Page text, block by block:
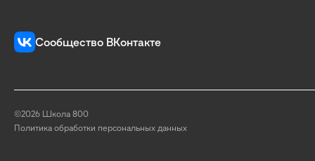
Сообщество ВКонтакте
©2026 Школа 800
Политика обработки персональных данных